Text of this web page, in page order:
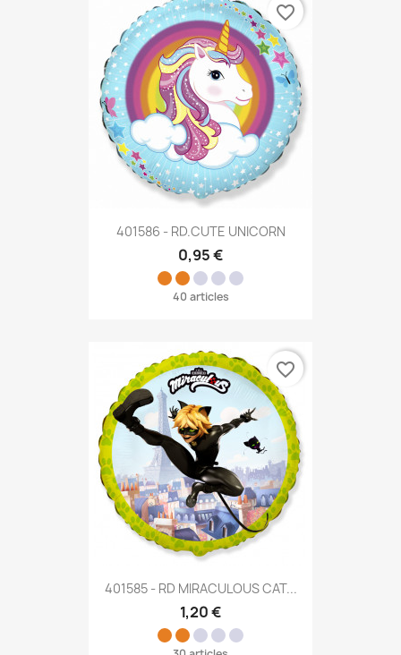
401586 - RD.CUTE UNICORN
0,95 €
40 articles
favorite_border
401585 - RD MIRACULOUS CAT...
1,20 €
favorite_border